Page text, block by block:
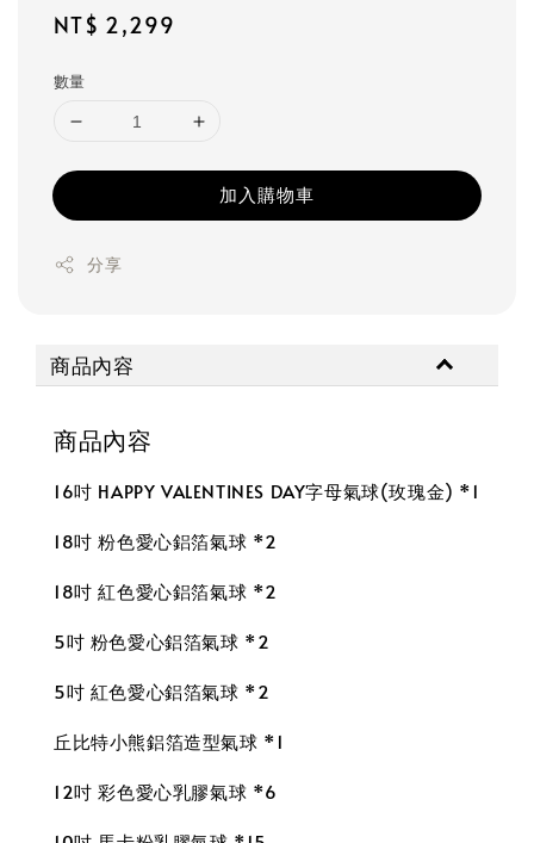
Regular
NT$ 2,299
數量
加入購物車
分享
商品內容
商品內容
16吋 HAPPY VALENTINES DAY字母氣球(玫瑰金) *1
18吋 粉色愛心鋁箔氣球 *2
18吋 紅色愛心鋁箔氣球 *2
5吋 粉色愛心鋁箔氣球 *2
5吋 紅色愛心鋁箔氣球 *2
丘比特小熊鋁箔造型氣球 *1
12吋 彩色愛心乳膠氣球 *6